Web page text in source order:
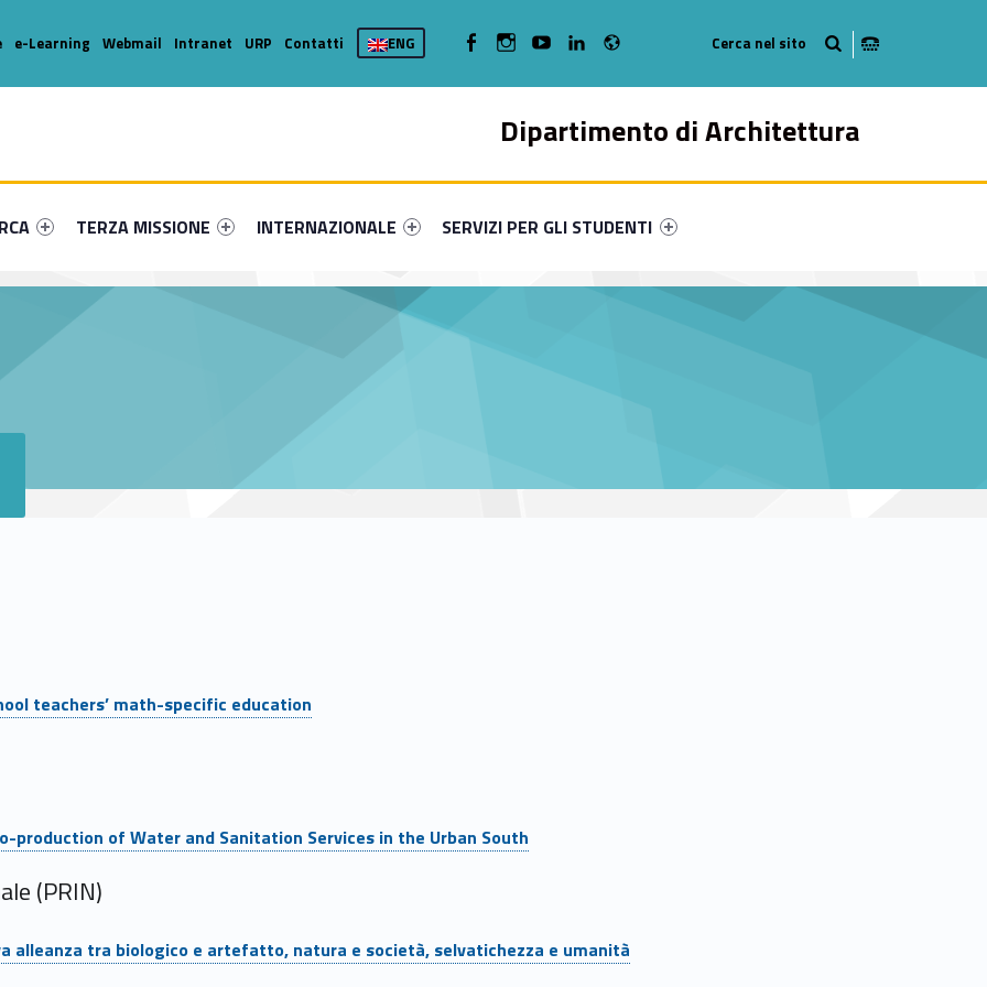
Dipartimento di Architettura
primary-81311-16
#link-menu-primary-16560-36
Link identifier #link-menu-primary-67147-46
TERZA MISSIONE
Link identifier #link-menu-primary-59886-49
INTERNAZIONALE
Link identifier #link-menu-primary-44403-57
SERVIZI PER GLI STUDENTI
e-Learning Webmail Intranet URP Contatti ENG WebMan on FacebookWebMan on Instagram
WebMan on YoutubeWebMan on Linkedin
teachers’ math-specific education
production of Water and Sanitation Services in the Urban South
(PRIN)
alleanza tra biologico e artefatto, natura e società, selvatichezza e umanità